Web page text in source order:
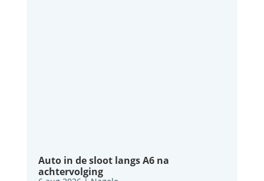
Auto in de sloot langs A6 na
achtervolging